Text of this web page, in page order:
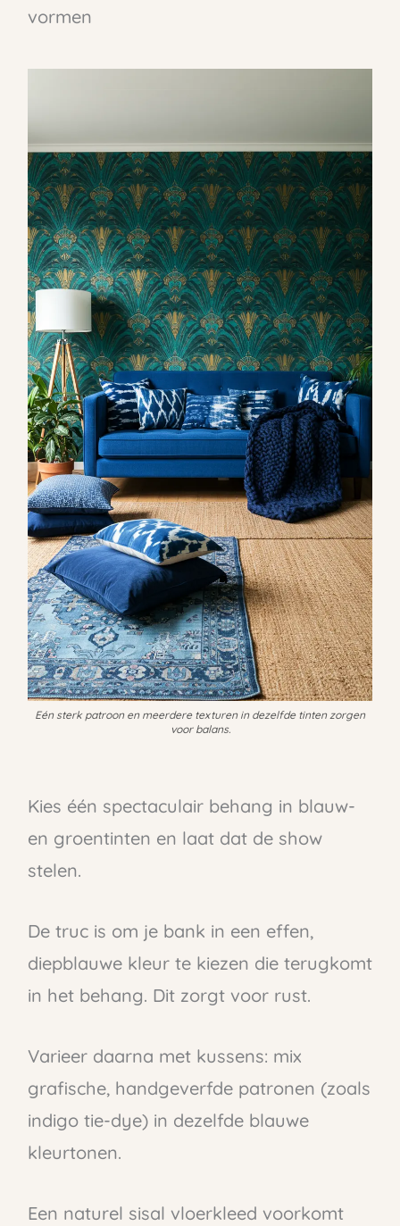
vormen
Eén sterk patroon en meerdere texturen in dezelfde tinten zorgen
voor balans.
Kies één spectaculair behang in blauw-
en groentinten en laat dat de show
stelen.
De truc is om je bank in een effen,
diepblauwe kleur te kiezen die terugkomt
in het behang. Dit zorgt voor rust.
Varieer daarna met kussens: mix
grafische, handgeverfde patronen (zoals
indigo tie-dye) in dezelfde blauwe
kleurtonen.
Een naturel sisal vloerkleed voorkomt